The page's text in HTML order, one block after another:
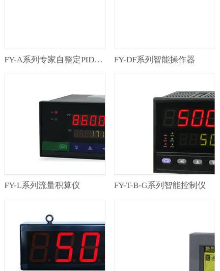
FY-A系列专家自整定PID调节器 FY-DF系列智能操作器
FY-L系列流量积算仪 FY-T-B-G系列智能控制仪